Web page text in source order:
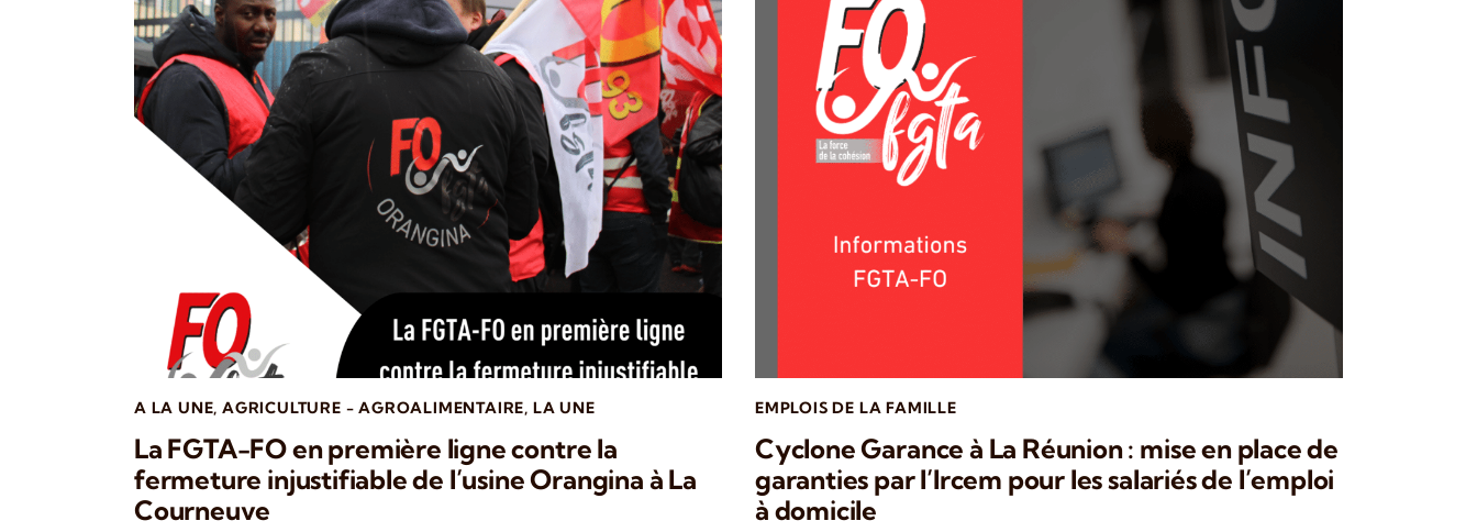
A LA UNE,AGRICULTURE - AGROALIMENTAIRE, LA UNE
La FGTA-FO en première ligne contre la
fermeture injustifiable de l’usine Orangina à La
Courneuve
EMPLOIS DE LA FAMILLE
Cyclone Garance à La Réunion : mise en place de
garanties par l’Ircem pour les salariés de l’emploi
à domicile